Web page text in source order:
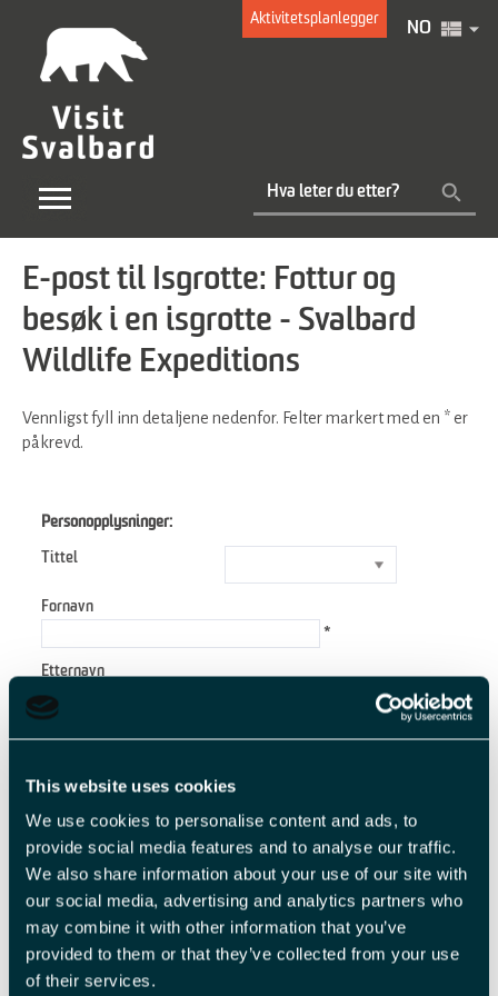
This website uses cookies
We use cookies to personalise content and ads, to
provide social media features and to analyse our traffic.
We also share information about your use of our site with
our social media, advertising and analytics partners who
may combine it with other information that you’ve
provided to them or that they’ve collected from your use
of their services.
Aktivitetsplanlegger
NO
E-post til Isgrotte: Fottur og
besøk i en isgrotte - Svalbard
Wildlife Expeditions
Vennligst fyll inn detaljene nedenfor. Felter markert med en * er
påkrevd.
Personopplysninger:
Tittel
Fornavn
*
Etternavn
E-postadresse
*